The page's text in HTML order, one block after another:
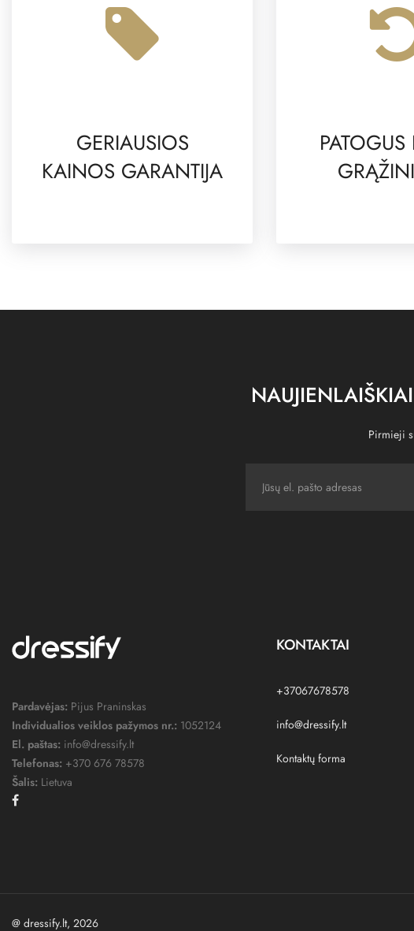
GERIAUSIOS
KAINOS GARANTIJA
PATOGUS
Pirmieji
Pardavėjas: Pijus Praninskas
Individualios veiklos pažymos nr.: 1052124
El. paštas: info@dressify.lt
Telefonas: +370 676 78578
Šalis: Lietuva
KONTAKTAI
+37067678578
info@dressify.lt
Kontaktų forma
@ dressify.lt, 2026